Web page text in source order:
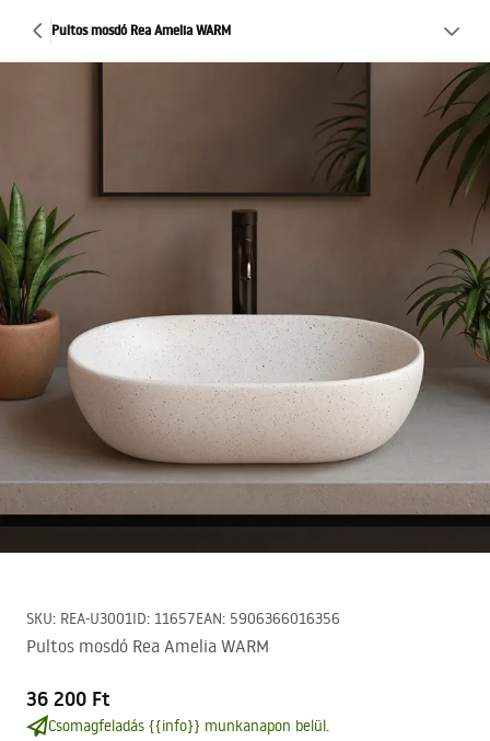
Pultos mosdó Rea Amelia WARM
SKU: REA-U3001ID: 11657EAN: 5906366016356
Pultos mosdó Rea Amelia WARM
36 200 Ft
Csomagfeladás {{info}} munkanapon belül.